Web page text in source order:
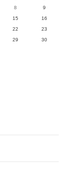
8
9
15
16
22
23
29
30